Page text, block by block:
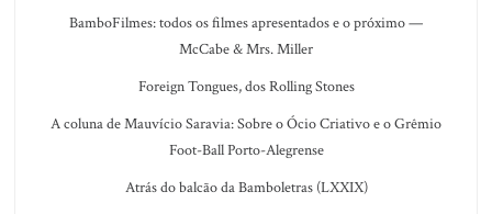
BamboFilmes: todos os filmes apresentados e o próximo —
McCabe & Mrs. Miller
Foreign Tongues, dos Rolling Stones
A coluna de Mauvício Saravia: Sobre o Ócio Criativo e o Grêmio
Foot-Ball Porto-Alegrense
Atrás do balcão da Bamboletras (LXXIX)